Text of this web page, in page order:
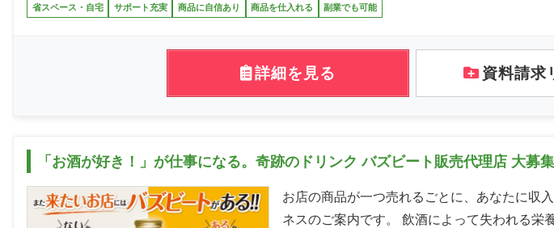
省スペース・自宅 サポート充実 商品に自信あり 商品を仕入れる 副業でも可能
詳細を見る 資料請求
「お酒が好き！」が仕事になる。奇跡のドリンク バズビート販売代理店 大募集
お店の商品が一つ売れるごとに、あなたに収
ネスのご案内です。 飲酒によって失われる栄